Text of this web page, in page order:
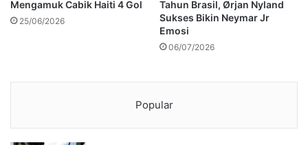
Mengamuk Cabik Haiti 4 Gol
25/06/2026
Tahun Brasil, Ørjan Nyland
Sukses Bikin Neymar Jr
Emosi
06/07/2026
Popular